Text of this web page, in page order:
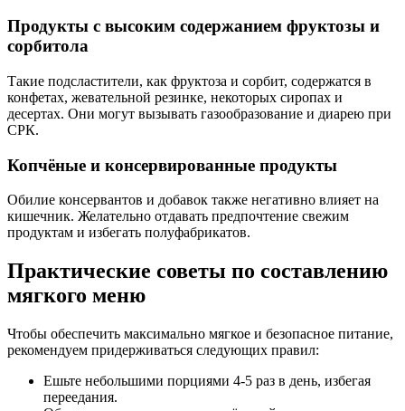
Продукты с высоким содержанием фруктозы и
сорбитола
Такие подсластители, как фруктоза и сорбит, содержатся в
конфетах, жевательной резинке, некоторых сиропах и
десертах. Они могут вызывать газообразование и диарею при
СРК.
Копчёные и консервированные продукты
Обилие консервантов и добавок также негативно влияет на
кишечник. Желательно отдавать предпочтение свежим
продуктам и избегать полуфабрикатов.
Практические советы по составлению
мягкого меню
Чтобы обеспечить максимально мягкое и безопасное питание,
рекомендуем придерживаться следующих правил:
Ешьте небольшими порциями 4-5 раз в день, избегая
переедания.